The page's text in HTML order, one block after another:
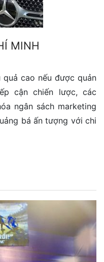
MINH
quả cao nếu được quản
cận chiến lược, các
ngân sách marketing
bá ấn tượng với chi